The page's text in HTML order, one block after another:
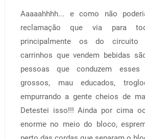
Aaaaahhhh... e como não
reclamação que via para
principalmente os do circuito
carrinhos que vendem bebidas
pessoas que conduzem
grossos, mau educados,
empurrando a gente cheios de
Detestei isso!!! Ainda por cima
enorme no meio do bloco,